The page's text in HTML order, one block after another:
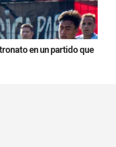
en un partido que